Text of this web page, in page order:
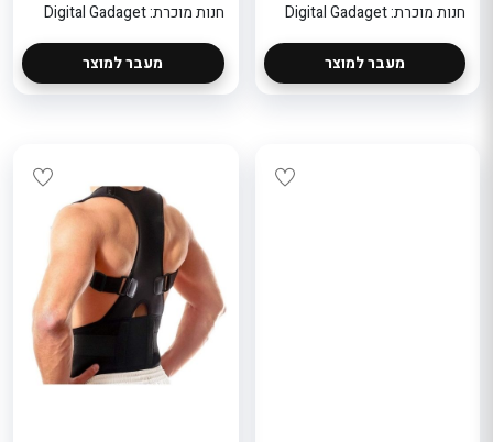
חנות מוכרת: Digital Gadaget
מעבר למוצר
חנות מוכרת: Digital Gadaget
מעבר למוצר